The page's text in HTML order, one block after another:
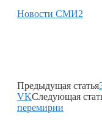
Новости СМИ2
Предыдущая статья
VKСледующая
перемирии